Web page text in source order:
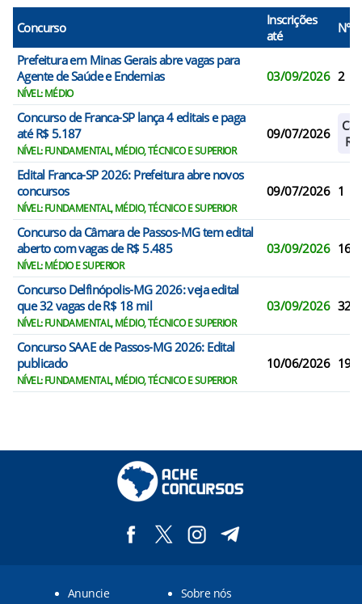
Concurso
Inscrições
até
N°
Prefeitura em Minas Gerais abre vagas para
Agente de Saúde e Endemias
NÍVEL: MÉDIO
03/09/2026 2
Concurso de Franca-SP lança 4 editais e paga
até R$ 5.187
NÍVEL: FUNDAMENTAL, MÉDIO, TÉCNICO E SUPERIOR
09/07/2026
Edital Franca-SP 2026: Prefeitura abre novos
concursos
NÍVEL: FUNDAMENTAL, MÉDIO, TÉCNICO E SUPERIOR
09/07/2026 1
Concurso da Câmara de Passos-MG tem edital
aberto com vagas de R$ 5.485
NÍVEL: MÉDIO E SUPERIOR
03/09/2026 16
Concurso Delfinópolis-MG 2026: veja edital
que 32 vagas de R$ 18 mil
NÍVEL: FUNDAMENTAL, MÉDIO, TÉCNICO E SUPERIOR
03/09/2026 32
Concurso SAAE de Passos-MG 2026: Edital
publicado
NÍVEL: FUNDAMENTAL, MÉDIO, TÉCNICO E SUPERIOR
10/06/2026 19
Anuncie Sobre nós